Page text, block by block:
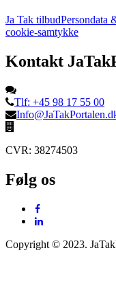
Ja Tak tilbudPersondata
cookie-samtykke
Kontakt
Tlf: +45 98 17 55 00
CVR: 38274503
Følg os
Copyright © 2023.